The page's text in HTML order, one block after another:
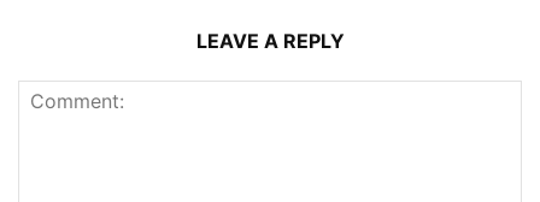
LEAVE A REPLY